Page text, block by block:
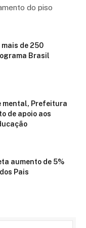
do piso
de 250
Brasil
mental, Prefeitura
de apoio aos
aumento de 5%
Pais